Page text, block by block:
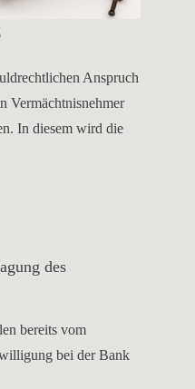
Anspruch
Vermächtnisnehmer
In diesem wird die
des
bereits vom
bei der Bank